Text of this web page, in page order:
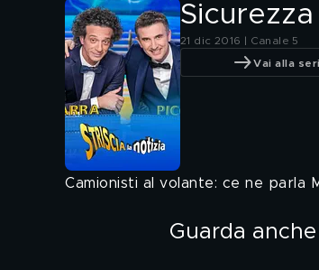
21 dic 2016 | Canale 5
Vai alla
Camionisti al volante: ce ne parla
Guarda anche